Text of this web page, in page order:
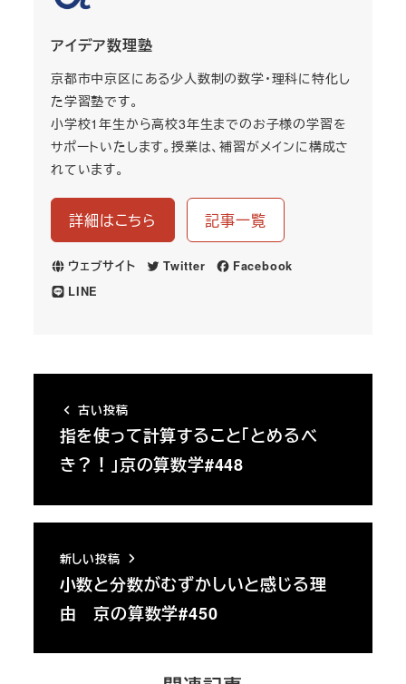
アイデア数理塾
京都市中京区にある少人数制の数学・理科に特化し
た学習塾です。
小学校1年生から高校3年生までのお子様の学習を
サポートいたします。授業は、補習がメインに構成さ
れています。
詳細はこちら 記事一覧
ウェブサイト Twitter
Facebook
LINE
古い投稿
指を使って計算すること「とめるべ
き？！」京の算数学#448
新しい投稿
小数と分数がむずかしいと感じる理
由 京の算数学#450